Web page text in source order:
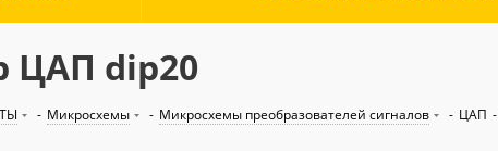
ЦАП dip20
- Микросхемы - Микросхемы преобразователей сигналов - ЦАП -